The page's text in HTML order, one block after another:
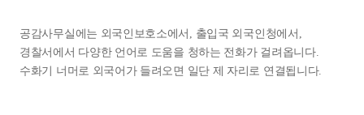
공감사무실에는 외국인보호소에서, 출입국 외국인청에서,
경찰서에서 다양한 언어로 도움을 청하는 전화가 걸려옵니다.
수화기 너머로 외국어가 들려오면 일단 제 자리로 연결됩니다.